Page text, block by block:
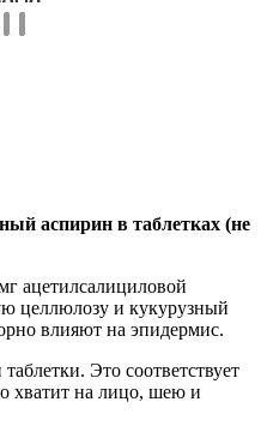
аспирин в таблетках (не
ацетилсалициловой
целлюлозу и кукурузный
влияют на эпидермис.
Это соответствует
хватит на лицо, шею и